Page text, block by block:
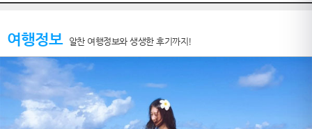
여행정보 알찬 여행정보와 생생한 후기까지!